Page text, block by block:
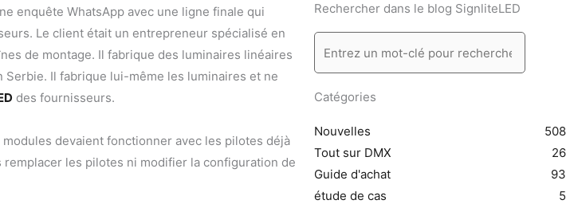
enquête WhatsApp avec une ligne finale qui
Le client était un entrepreneur spécialisé en
de montage. Il fabrique des luminaires linéaires
Il fabrique lui-même les luminaires et ne
des fournisseurs.
devaient fonctionner avec les pilotes déjà
les pilotes ni modifier la configuration de
Rechercher dans le blog SignliteLED
Catégories
Nouvelles
508
Tout sur DMX
26
Guide d'achat
93
étude de cas
5